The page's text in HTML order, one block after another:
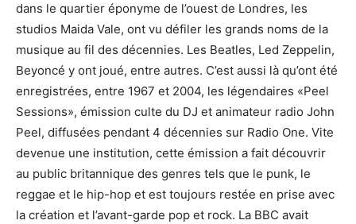
dans le quartier éponyme de l’ouest de Londres, les
studios Maida Vale, ont vu défiler les grands noms de la
musique au fil des décennies. Les Beatles, Led Zeppelin,
Beyoncé y ont joué, entre autres. C’est aussi là qu’ont été
enregistrées, entre 1967 et 2004, les légendaires «Peel
Sessions», émission culte du DJ et animateur radio John
Peel, diffusées pendant 4 décennies sur Radio One. Vite
devenue une institution, cette émission a fait découvrir
au public britannique des genres tels que le punk, le
reggae et le hip-hop et est toujours restée en prise avec
la création et l’avant-garde pop et rock. La BBC avait